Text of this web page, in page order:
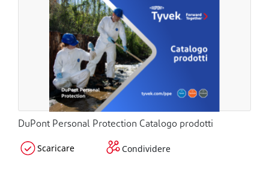
DuPont Personal Protection Catalogo prodotti
Scaricare Condividere